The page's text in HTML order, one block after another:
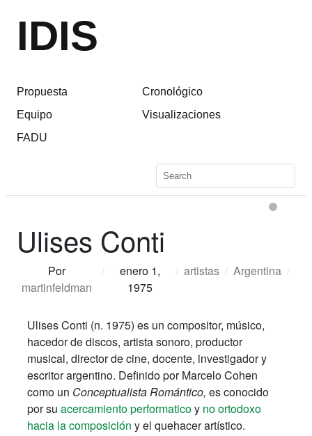
IDIS
Propuesta
Equipo
FADU
Cronológico
Visualizaciones
Ulises Conti
Por
martinfeldman
/
enero 1,
1975
/ artistas / Argentina /
Ulises Conti (n. 1975) es un compositor, músico,
hacedor de discos, artista sonoro, productor
musical, director de cine, docente, investigador y
escritor argentino. Definido por Marcelo Cohen
como un Conceptualista Romántico, es conocido
por su acercamiento performaticoy no ortodoxo
hacia la composición y el quehacer artístico.